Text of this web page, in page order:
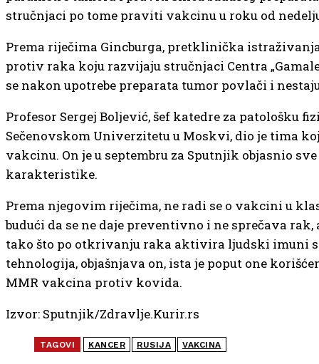
stručnjaci po tome praviti vakcinu u roku od
Prema riječima Gincburga, pretklinička
protiv raka koju razvijaju stručnjaci Centra
se nakon upotrebe preparata tumor povlači i
Profesor Sergej Boljević, šef katedre za patološku
Sečenovskom Univerzitetu u Moskvi, dio je tima
vakcinu. On je u septembru za Sputnjik objasnio
karakteristike.
Prema njegovim riječima, ne radi se o vakcini u
budući da se ne daje preventivno i ne sprečava
tako što po otkrivanju raka aktivira ljudski imuni
tehnologija, objašnjava on, ista je poput one
MMR vakcina protiv kovida.
Izvor: Sputnjik/Zdravlje.Kurir.rs
TAGOVI KANCER RUSIJA VAKCINA